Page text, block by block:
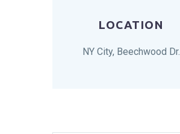
LOCATION
NY City, Beechwood Dr.